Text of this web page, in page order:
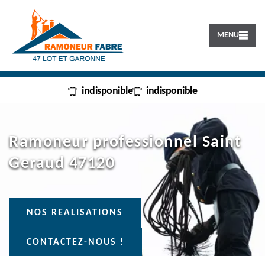
MENU
indisponible indisponible
Ramoneur professionnel Saint
Geraud 47120
NOS REALISATIONS
CONTACTEZ-NOUS !